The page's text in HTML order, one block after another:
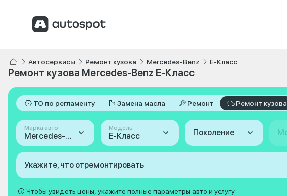
Автосервисы Ремонт кузова Mercedes-Benz E-Класс
Ремонт кузова Mercedes-Benz E-Класс
ТО по регламенту Замена масла Ремонт Ремонт кузова
Марка авто
Mercedes-Benz
Модель
E-Класс Поколение
Укажите, что отремонтировать
Чтобы увидеть цены, укажите полные параметры авто и услугу